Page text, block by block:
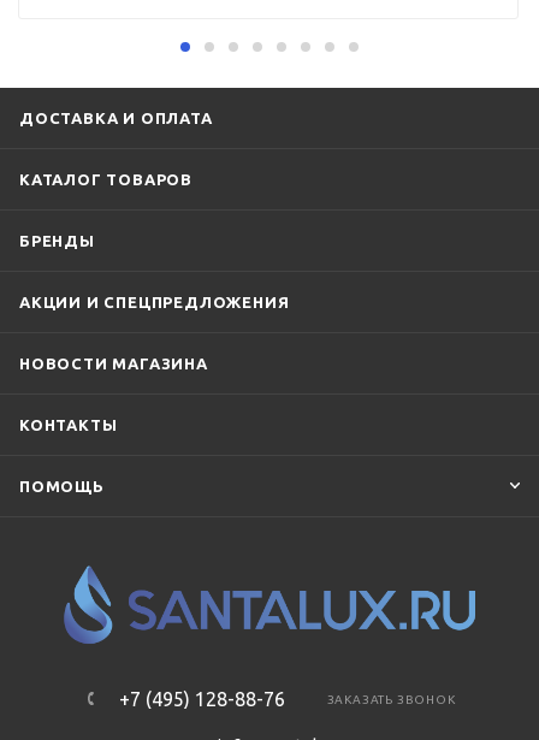
ДОСТАВКА И ОПЛАТА
КАТАЛОГ ТОВАРОВ
БРЕНДЫ
АКЦИИ И СПЕЦПРЕДЛОЖЕНИЯ
НОВОСТИ МАГАЗИНА
КОНТАКТЫ
ПОМОЩЬ
+7 (495) 128-88-76 ЗАКАЗАТЬ ЗВОНОК